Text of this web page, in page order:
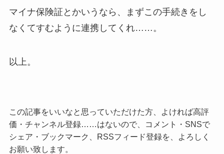
マイナ保険証とかいうなら、まずこの手続きをし
なくてすむように連携してくれ……。
以上。
この記事をいいなと思っていただけた方、よければ高評
価・チャンネル登録……はないので、コメント・SNSで
シェア・ブックマーク、RSSフィード登録を、よろしく
お願い致します。